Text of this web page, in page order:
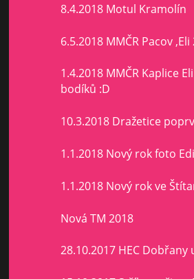
8.4.2018 Motul Kramolín
6.5.2018 MMČR Pacov ,Eli
1.4.2018 MMČR Kaplice
bodíků :D
10.3.2018 Dražetice
1.1.2018 Nový rok foto
1.1.2018 Nový rok ve
Nová TM 2018
28.10.2017 HEC